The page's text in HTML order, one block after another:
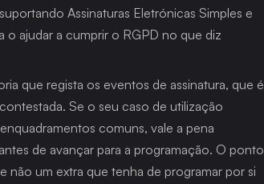
Assinaturas Eletrónicas Simples e
o ajudar a cumprir o RGPD no que diz
que regista os eventos de assinatura, que é
Se o seu caso de utilização
comuns, vale a pena
de avançar para a programação. O ponto
não um extra que tenha de programar por si